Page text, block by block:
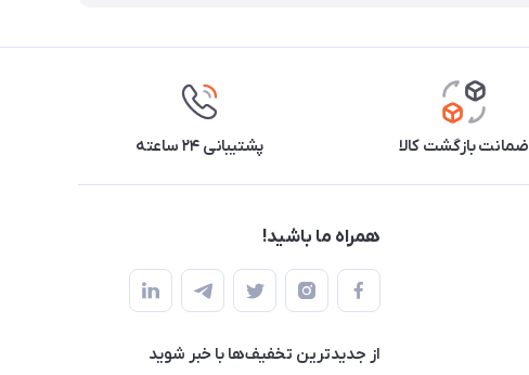
ضمانت بازگشت کالا پشتیبانی ۲۴ ساعته
همراه ما باشید!
از جدید‌ترین تخفیف‌ها با‌ خبر شوید